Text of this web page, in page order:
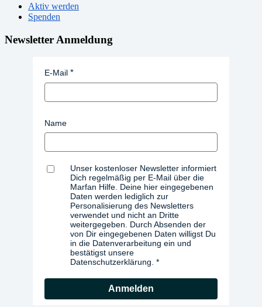
Aktiv werden
Spenden
Newsletter Anmeldung
E-Mail
Name
Unser kostenloser Newsletter informiert
Dich regelmäßig per E-Mail über die
Marfan Hilfe. Deine hier eingegebenen
Daten werden lediglich zur
Personalisierung des Newsletters
verwendet und nicht an Dritte
weitergegeben. Durch Absenden der
von Dir eingegebenen Daten willigst Du
in die Datenverarbeitung ein und
bestätigst unsere
Datenschutzerklärung.
Anmelden